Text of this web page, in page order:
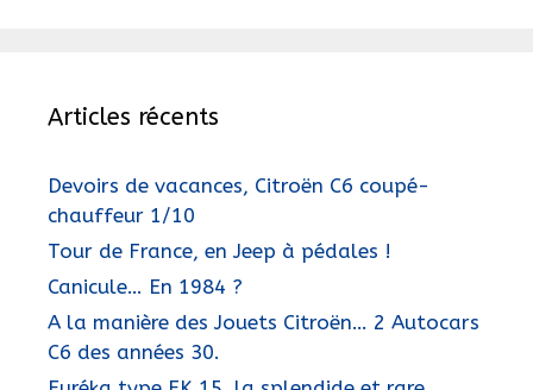
Articles récents
Devoirs de vacances, Citroën C6 coupé-
chauffeur 1/10
Tour de France, en Jeep à pédales !
Canicule… En 1984 ?
A la manière des Jouets Citroën… 2 Autocars
C6 des années 30.